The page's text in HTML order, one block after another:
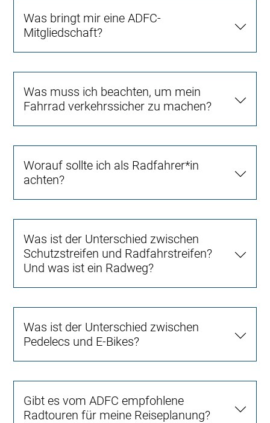
Was bringt mir eine ADFC-
Mitgliedschaft?
Was muss ich beachten, um mein
Fahrrad verkehrssicher zu machen?
Worauf sollte ich als Radfahrer*in
achten?
Was ist der Unterschied zwischen
Schutzstreifen und Radfahrstreifen?
Und was ist ein Radweg?
Was ist der Unterschied zwischen
Pedelecs und E-Bikes?
Gibt es vom ADFC empfohlene
Radtouren für meine Reiseplanung?